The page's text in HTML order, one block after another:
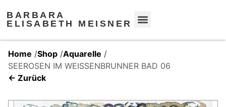
BARBARA
ELISABETH MEISNER
Home /Shop /Aquarelle /
SEEROSEN IM WEISSENBRUNNER BAD 06
← Zurück